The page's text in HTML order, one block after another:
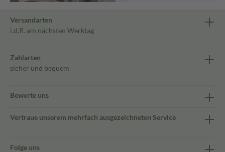
Versandarten
i.d.R. am nächsten Werktag
Zahlarten
sicher und bequem
Bewerte uns
Vertraue unserem mehrfach ausgezeichneten Service
Folge uns